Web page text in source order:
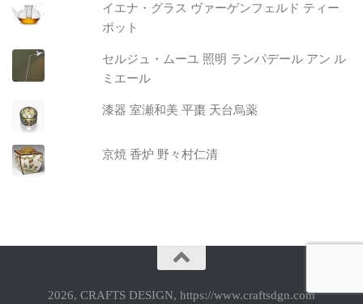
イエナ・グラス ヴァーゲンフェルド ティー
ポット
セルジュ・ムーユ 照明 ランパデール アン ル
ミエール
漆器 室瀬和美 平棗 天台烏薬
京焼 香炉 野々村仁清
2026, CRAFTS DESIGN, https://www.craftsdgn.com